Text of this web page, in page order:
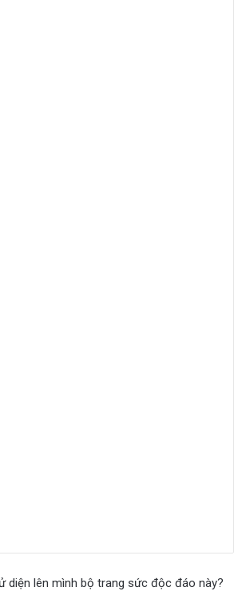
diện lên mình bộ trang sức độc đáo này?